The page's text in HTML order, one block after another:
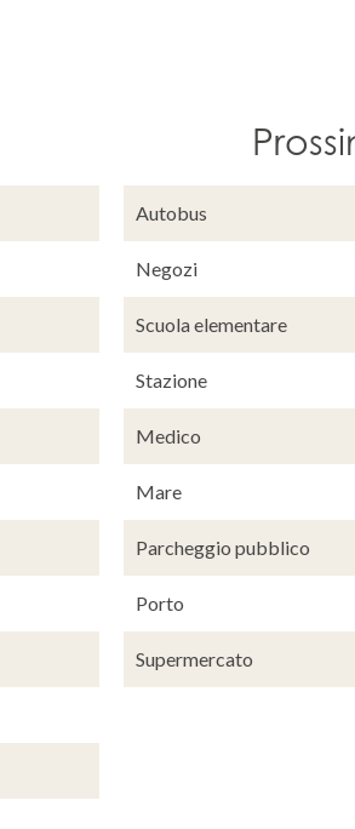
Autobus
Negozi
Scuola elementare
Stazione
Medico
Mare
Parcheggio pubblico
Porto
Supermercato